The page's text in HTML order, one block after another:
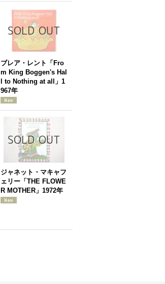
ブレア・レント「Fro
m King Boggen's Hal
l to Nothing at all」1
967年
ジャネット・マキャフ
ェリー「THE FLOWE
R MOTHER」1972年